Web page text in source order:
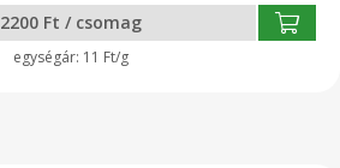
2200 Ft / csomag
11 Ft/g